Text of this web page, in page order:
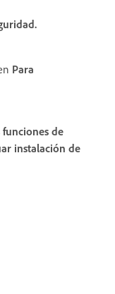
Para
funciones de
instalación de